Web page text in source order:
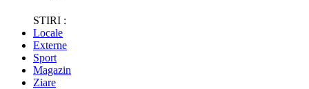
STIRI :
Locale
Externe
Sport
Magazin
Ziare